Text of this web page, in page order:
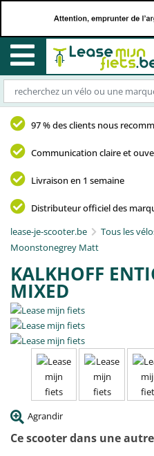
97 % des clients nous
Communication claire et
Livraison en 1 semaine
Distributeur officiel des
lease-je-scooter.be
Tous les
Moonstonegrey Matt
KALKHOFF
MIXED
Agrandir
Ce scooter dans une